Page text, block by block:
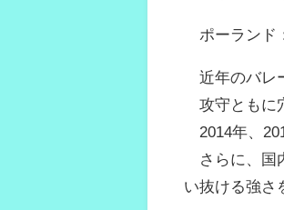
ポーランド
近年のバレ
攻守ともに
2014年、
さらに、国
い抜ける強さ